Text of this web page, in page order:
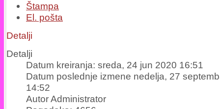
Štampa
El. pošta
Detalji
Detalji
Datum kreiranja: sreda, 24 jun 2020 16:51
Datum poslednje izmene nedelja, 27
14:52
Autor Administrator